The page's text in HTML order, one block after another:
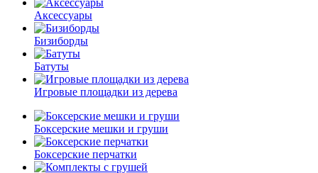
Аксессуары
Бизиборды
Батуты
Игровые площадки из дерева
Боксерские мешки и груши
Боксерские перчатки